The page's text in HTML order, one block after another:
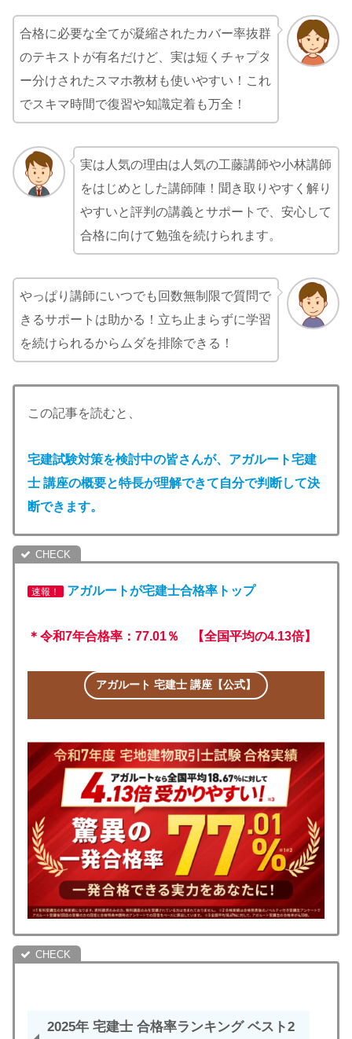
合格に必要な全てが凝縮されたカバー率抜群
のテキストが有名だけど、実は短くチャプタ
ー分けされたスマホ教材も使いやすい！これ
でスキマ時間で復習や知識定着も万全！
実は人気の理由は人気の工藤講師や小林講師
をはじめとした講師陣！聞き取りやすく解り
やすいと評判の講義とサポートで、安心して
合格に向けて勉強を続けられます。
やっぱり講師にいつでも回数無制限で質問で
きるサポートは助かる！立ち止まらずに学習
を続けられるからムダを排除できる！
この記事を読むと、
宅建試験対策を検討中の皆さんが、アガルート宅建
士 講座の概要と特長が理解できて自分で判断して決
断できます。
速報！ アガルートが宅建士合格率 トップ
＊令和7年合格率：77.01％ 【全国平均の4.13倍】
アガルート 宅建士 講座【公式】
2025年 宅建士 合格率ランキング ベスト2